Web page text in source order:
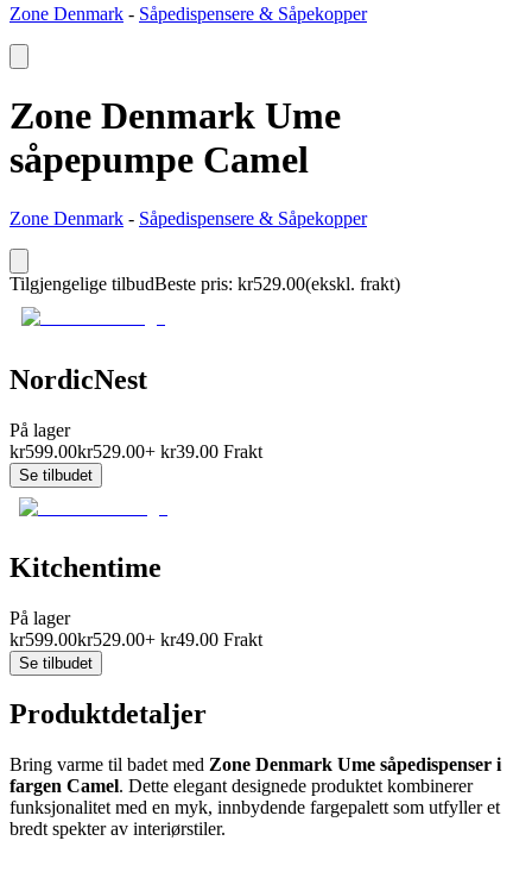
Zone Denmark - Såpedispensere & Såpekopper
Zone Denmark Ume
såpepumpe Camel
Zone Denmark - Såpedispensere & Såpekopper
Tilgjengelige tilbudBeste pris: kr529.00(ekskl. frakt)
NordicNest
På lager
kr599.00kr529.00+ kr39.00 Frakt
Se tilbudet
Kitchentime
På lager
kr599.00kr529.00+ kr49.00 Frakt
Se tilbudet
Produktdetaljer
Bring varme til badet med Zone Denmark Ume såpedispenser i
fargen Camel. Dette elegant designede produktet kombinerer
funksjonalitet med en myk, innbydende fargepalett som utfyller et
bredt spekter av interiørstiler.